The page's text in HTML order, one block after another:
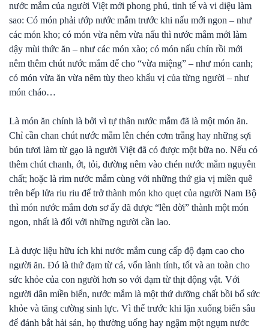
nước mắm của người Việt mới phong phú, tinh tế và vi diệu làm
sao: Có món phải ướp nước mắm trước khi nấu mới ngon – như
các món kho; có món vừa nêm vừa nấu thì nước mắm mới làm
dậy mùi thức ăn – như các món xào; có món nấu chín rồi mới
nêm thêm chút nước mắm để cho “vừa miệng” – như món canh;
có món vừa ăn vừa nêm tùy theo khẩu vị của từng người – như
món cháo…
Là món ăn chính là bởi vì tự thân nước mắm đã là một món ăn.
Chỉ cần chan chút nước mắm lên chén cơm trắng hay những sợi
bún tươi làm từ gạo là người Việt đã có được một bữa no. Nếu có
thêm chút chanh, ớt, tỏi, đường nêm vào chén nước mắm nguyên
chất; hoặc là rim nước mắm cùng với những thứ gia vị miền quê
trên bếp lửa riu riu để trở thành món kho quẹt của người Nam Bộ
thì món nước mắm đơn sơ ấy đã được “lên đời” thành một món
ngon, nhất là đối với những người cần lao.
Là dược liệu hữu ích khi nước mắm cung cấp độ đạm cao cho
người ăn. Đó là thứ đạm từ cá, vốn lành tính, tốt và an toàn cho
sức khỏe của con người hơn so với đạm từ thịt động vật. Với
người dân miền biển, nước mắm là một thứ dưỡng chất bồi bổ sức
khỏe và tăng cường sinh lực. Vì thế trước khi lặn xuống biển sâu
để đánh bắt hải sản, họ thường uống hay ngậm một ngụm nước